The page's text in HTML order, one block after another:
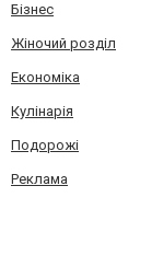
Бізнес
Жіночий розділ
Економіка
Кулінарія
Подорожі
Реклама